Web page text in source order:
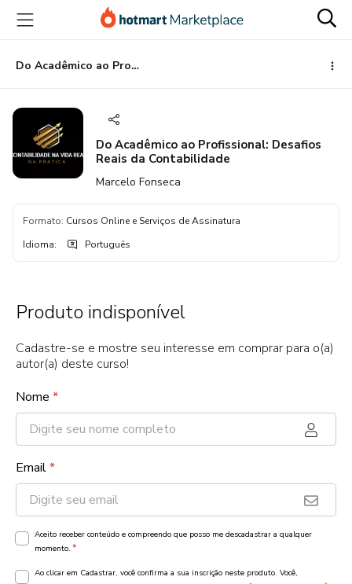
para
conteúdo
principal
para
pagamento
para
rodapé
Do Acadêmico ao Profissional: Desafios Reais da Contabilidade
Do Acadêmico ao Profissional: Desafios
Reais da Contabilidade
Marcelo Fonseca
Formato: Cursos Online e Serviços de Assinatura
Idioma: Português
Produto indisponível
Cadastre-se e mostre seu interesse em comprar para o(a)
autor(a) deste curso!
Nome *
Email*
Aceito receber conteúdo e compreendo que posso me descadastrar a qualquer
momento. *
Ao clicar em Cadastrar, você confirma a sua inscrição neste produto. Você,